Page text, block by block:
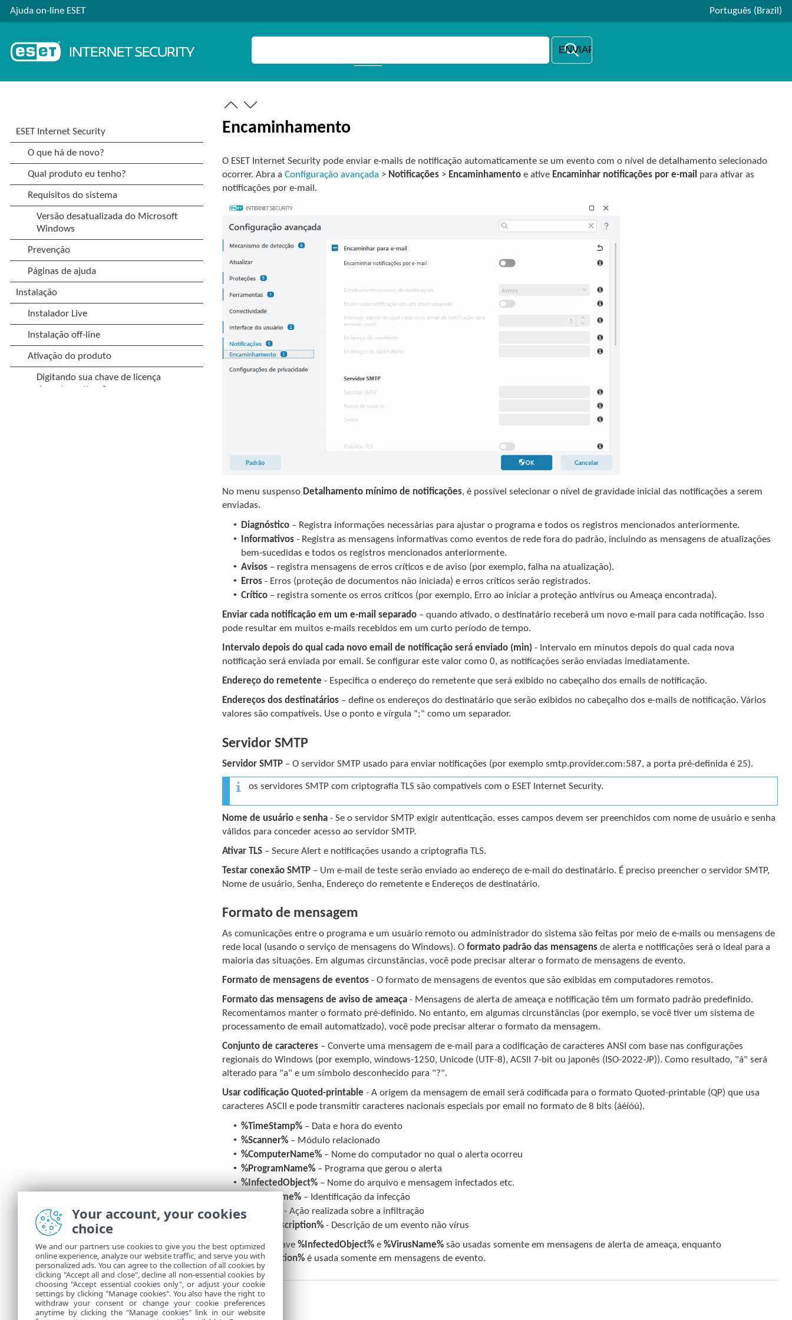
Ajuda on-line ESET Português (Brazil)
Encaminhamento
O ESET Internet Security pode enviar e-mails de notificação automaticamente se um evento com o nível de detalhamento selecionado
ocorrer. Abra aConfiguração avançada > Notificações > Encaminhamento e ative Encaminhar notificações por e-mail para ativar as
notificações por e-mail.
No menu suspenso Detalhamento mínimo de notificações, é possível selecionar o nível de gravidade inicial das notificações a serem
enviadas.
• Diagnóstico – Registra informações necessárias para ajustar o programa e todos os registros mencionados anteriormente.
• Informativos - Registra as mensagens informativas como eventos de rede fora do padrão, incluindo as mensagens de atualizações
bem-sucedidas e todos os registros mencionados anteriormente.
• Avisos – registra mensagens de erros críticos e de aviso (por exemplo, falha na atualização).
• Erros - Erros (proteção de documentos não iniciada) e erros críticos serão registrados.
• Crítico – registra somente os erros críticos (por exemplo, Erro ao iniciar a proteção antivírus ou Ameaça encontrada).
Enviar cada notificação em um e-mail separado – quando ativado, o destinatário receberá um novo e-mail para cada notificação. Isso
pode resultar em muitos e-mails recebidos em um curto período de tempo.
Intervalo depois do qual cada novo email de notificação será enviado (min) - Intervalo em minutos depois do qual cada nova
notificação será enviada por email. Se configurar este valor como 0, as notificações serão enviadas imediatamente.
Endereço do remetente - Especifica o endereço do remetente que será exibido no cabeçalho dos emails de notificação.
Endereços dos destinatários – define os endereços do destinatário que serão exibidos no cabeçalho dos e-mails de notificação. Vários
valores são compatíveis. Use o ponto e vírgula ";" como um separador.
Servidor SMTP
Servidor SMTP – O servidor SMTP usado para enviar notificações (por exemplo smtp.provider.com:587, a porta pré-definida é 25).
os servidores SMTP com criptografia TLS são compatíveis com o ESET Internet Security.
Nome de usuário esenha- Se o servidor SMTP exigir autenticação, esses campos devem ser preenchidos com nome de usuário e senha
válidos para conceder acesso ao servidor SMTP.
Ativar TLS – Secure Alert e notificações usando a criptografia TLS.
Testar conexão SMTP – Um e-mail de teste serão enviado ao endereço de e-mail do destinatário. É preciso preencher o servidor SMTP,
Nome de usuário, Senha, Endereço do remetente e Endereços de destinatário.
Formato de mensagem
As comunicações entre o programa e um usuário remoto ou administrador do sistema são feitas por meio de e-mails ou mensagens de
rede local (usando o serviço de mensagens do Windows). Oformato padrão das mensagens de alerta e notificações será o ideal para a
maioria das situações. Em algumas circunstâncias, você pode precisar alterar o formato de mensagens de evento.
Formato de mensagens de eventos- O formato de mensagens de eventos que são exibidas em computadores remotos.
Formato das mensagens de aviso de ameaça- Mensagens de alerta de ameaça e notificação têm um formato padrão predefinido.
Recomentamos manter o formato pré-definido. No entanto, em algumas circunstâncias (por exemplo, se você tiver um sistema de
processamento de email automatizado), você pode precisar alterar o formato da mensagem.
Conjunto de caracteres – Converte uma mensagem de e-mail para a codificação de caracteres ANSI com base nas configurações
regionais do Windows (por exemplo, windows-1250, Unicode (UTF-8), ACSII 7-bit ou japonês (ISO-2022-JP)). Como resultado, "á" será
alterado para "a" e um símbolo desconhecido para "?".
Usar codificação Quoted-printable - A origem da mensagem de email será codificada para o formato Quoted-printable (QP) que usa
caracteres ASCII e pode transmitir caracteres nacionais especiais por email no formato de 8 bits (áéíóú).
• %TimeStamp% – Data e hora do evento
• %Scanner% – Módulo relacionado
• %ComputerName% – Nome do computador no qual o alerta ocorreu
• %ProgramName% – Programa que gerou o alerta
• %InfectedObject% – Nome do arquivo e mensagem infectados etc.
%VirusName% – Identificação da infecção
• %Action% - Ação realizada sobre a infiltração
%ErrorDescription% - Descrição de um evento não vírus
As palavras-chave%InfectedObject% e%VirusName% são usadas somente em mensagens de alerta de ameaça, enquanto
%ErrorDescription% é usada somente em mensagens de evento.
Your account, your cookies
choice
We and our partners use cookies to give you the best optimized
online experience, analyze our website traffic, and serve you with
personalized ads. You can agree to the collection of all cookies by
clicking "Accept all and close", decline all non-essential cookies by
choosing "Accept essential cookies only", or adjust your cookie
settings by clicking "Manage cookies". You also have the right to
withdraw your consent or change your cookie preferences
anytime by clicking the "Manage cookies" link in our website